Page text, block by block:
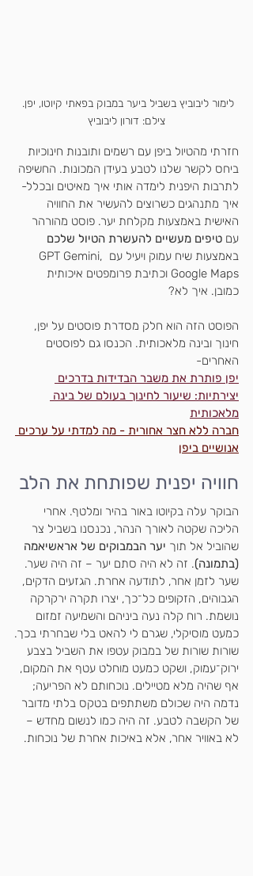
לימור ליבוביץ בשביל ביער במבוק בפאתי קיוטו, יפן.
צילם: דורון ליבוביץ
חזרתי מהטיול ביפן עם רשמים ותובנות חינוכיות
ביחס לקשר שלנו לטבע בעידן המכונות. החשיפה
לתרבות היפנית לימדה אותי איך מאיטים ובכלל-
איך מתנהגים כשרוצים להעשיר את החוויה
האישית באמצעות מקלחת יער. פוסט מהורהר
עם טיפים מעשיים להעשרת הטיול שלכם
באמצעות שיח עמוק ויעיל עם GPT Gemini,
Google Maps וכתיבת פרומפטים איכותית
כמובן. איך לא?
הפוסט הזה הוא חלק מסדרת פוסטים על יפן,
חינוך ובינה מלאכותית. הכנסו גם לפוסטים
האחרים-
יפן פותרת את משבר הבדידות בדרכים
יצירתיות: שיעור לחינוך בעולם של בינה
מלאכותית
חברה ללא חצר אחורית - מה למדתי על ערכים
אנושיים ביפן
חוויה יפנית שפותחת את הלב
הבוקר עלה בקיוטו באור בהיר ומלטף. אחרי
הליכה שקטה לאורך הנהר, נכנסנו בשביל צר
שהוביל אל תוך יער הבמבוקים של אראשיאמה
(בתמונה). זה לא היה סתם יער – זה היה שער.
שער לזמן אחר, לתודעה אחרת. הגזעים הדקים,
הגבוהים, הזקופים כל־כך, יצרו תקרה ירקרקה
נושמת. רוח קלה נעה ביניהם והשמיעה זמזום
כמעט מוסיקלי, שגרם לי להאט בלי שבחרתי בכך.
שורות שורות של במבוק עטפו את השביל בצבע
ירוק־עמוק, ושקט כמעט מוחלט עטף את המקום,
אף שהיה מלא מטיילים. נוכחותם לא הפריעה;
נדמה היה שכולם משתתפים בטקס בלתי מדובר
של הקשבה לטבע. זה היה כמו לנשום מחדש –
לא באוויר אחר, אלא באיכות אחרת של נוכחות.